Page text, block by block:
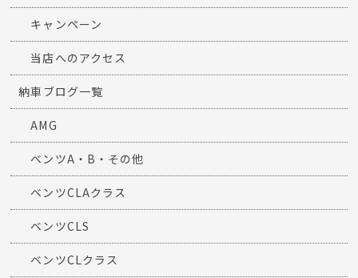
キャンペーン
当店へのアクセス
納車ブログ一覧
AMG
ベンツA・B・その他
ベンツCLAクラス
ベンツCLS
ベンツCLクラス